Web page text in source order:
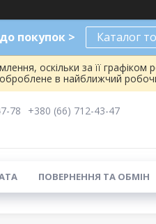
покупок > Каталог
оскільки за її графіком
в найближчий
78
+380 (66) 712-43-47
ПОВЕРНЕННЯ ТА ОБМІН